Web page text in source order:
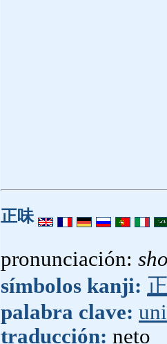
正味
pronunciación:
símbolos kanji:
palabra clave:
traducción: neto